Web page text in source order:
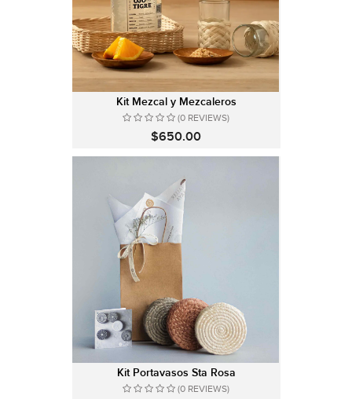
Kit Mezcal y Mezcaleros
(0 REVIEWS)
$650.00
Kit Portavasos Sta Rosa
(0 REVIEWS)